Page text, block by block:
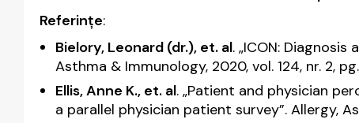
Referințe:
Bielory, Leonard (dr.), et. al. „ICON:
Asthma & Immunology, 2020, vol. 124, nr. 2,
Ellis, Anne K., et. al. „Patient and physician
a parallel physician patient survey”. Allergy,